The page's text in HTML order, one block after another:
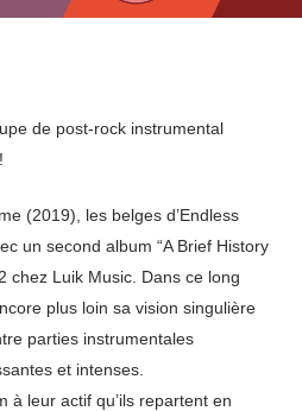
de post-rock instrumental
(2019), les belges d’Endless
un second album “A Brief History
chez Luik Music. Dans ce long
plus loin sa vision singulière
parties instrumentales
et intenses.
à leur actif qu’ils repartent en